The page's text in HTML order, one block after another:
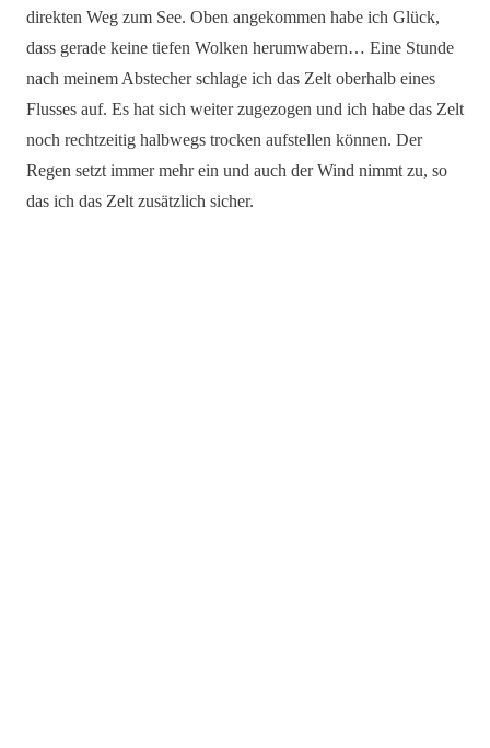
direkten Weg zum See. Oben angekommen habe ich Glück,
dass gerade keine tiefen Wolken herumwabern… Eine Stunde
nach meinem Abstecher schlage ich das Zelt oberhalb eines
Flusses auf. Es hat sich weiter zugezogen und ich habe das Zelt
noch rechtzeitig halbwegs trocken aufstellen können. Der
Regen setzt immer mehr ein und auch der Wind nimmt zu, so
das ich das Zelt zusätzlich sicher.